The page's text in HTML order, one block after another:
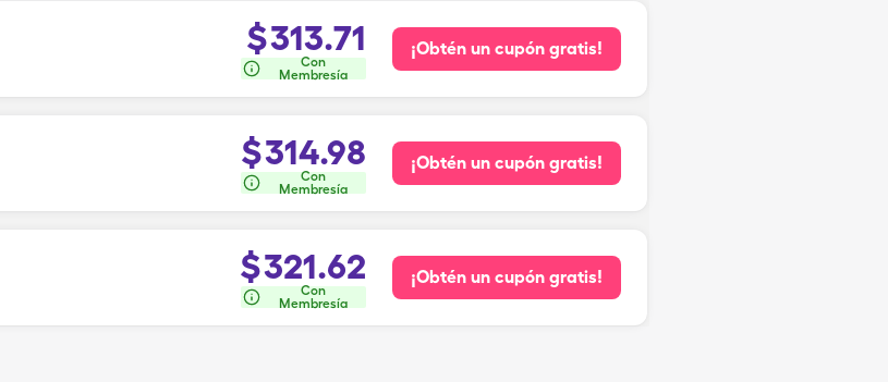
$313.71
Con
Membresía
¡Obtén un cupón gratis!
$314.98
Con
Membresía
¡Obtén un cupón gratis!
$321.62
Con
Membresía
¡Obtén un cupón gratis!